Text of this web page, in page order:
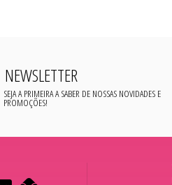
NEWSLETTER
SEJA A PRIMEIRA A SABER DE NOSSAS NOVIDADES E
PROMOÇÕES!